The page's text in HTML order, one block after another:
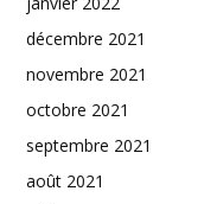
décembre 2021
novembre 2021
octobre 2021
septembre 2021
août 2021